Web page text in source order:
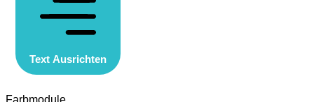
Text Ausrichten
Farbmodule